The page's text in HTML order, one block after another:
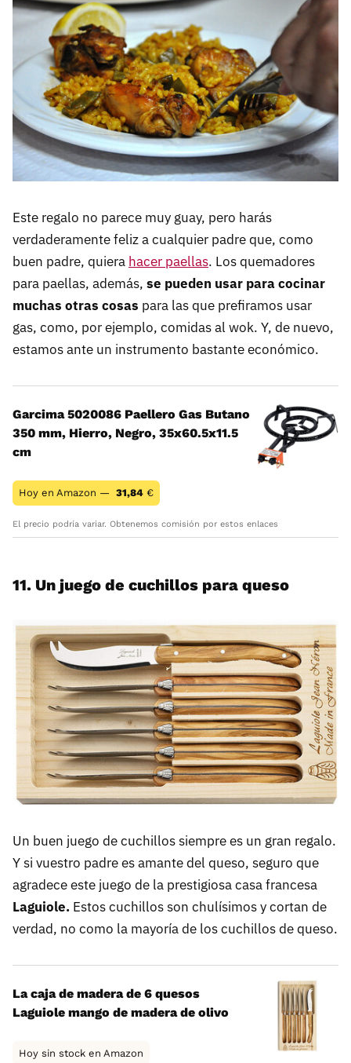
Este regalo no parece muy guay, pero harás
verdaderamente feliz a cualquier padre que, como
buen padre, quiera hacer paellas. Los quemadores
para paellas, además, se pueden usar para cocinar
muchas otras cosas para las que prefiramos usar
gas, como, por ejemplo, comidas al wok. Y, de nuevo,
estamos ante un instrumento bastante económico.
Garcima 5020086 Paellero Gas Butano
350 mm, Hierro, Negro, 35x60.5x11.5
cm
Hoy en Amazon — 31,84 €
El precio podría variar. Obtenemos comisión por estos enlaces
11. Un juego de cuchillos para queso
Un buen juego de cuchillos siempre es un gran regalo.
Y si vuestro padre es amante del queso, seguro que
agradece este juego de la prestigiosa casa francesa
Laguiole. Estos cuchillos son chulísimos y cortan de
verdad, no como la mayoría de los cuchillos de queso.
La caja de madera de 6 quesos
Laguiole mango de madera de olivo
Hoy sin stock en Amazon